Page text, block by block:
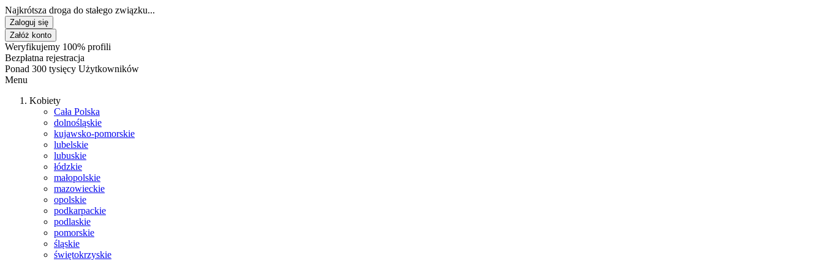
Najkrótsza droga do stałego związku...
Zaloguj się
Załóż konto
Weryfikujemy 100% profili
Bezpłatna rejestracja
Ponad 300 tysięcy Użytkowników
Menu
Kobiety
Cała Polska
dolnośląskie
kujawsko-pomorskie
lubelskie
lubuskie
łódzkie
małopolskie
mazowieckie
opolskie
podkarpackie
podlaskie
pomorskie
śląskie
świętokrzyskie